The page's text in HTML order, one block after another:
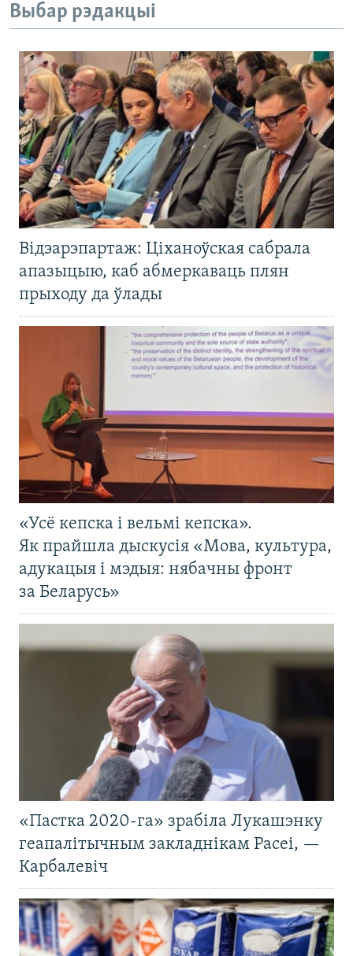
Выбар рэдакцыі
Відэарэпартаж: Ціханоўская сабрала
апазыцыю, каб абмеркаваць плян
прыходу да ўлады
«Усё кепска і вельмі кепска».
Як прайшла дыскусія «Мова, культура,
адукацыя і мэдыя: нябачны фронт
за Беларусь»
«Пастка 2020-га» зрабіла Лукашэнку
геапалітычным закладнікам Расеі, —
Карбалевіч